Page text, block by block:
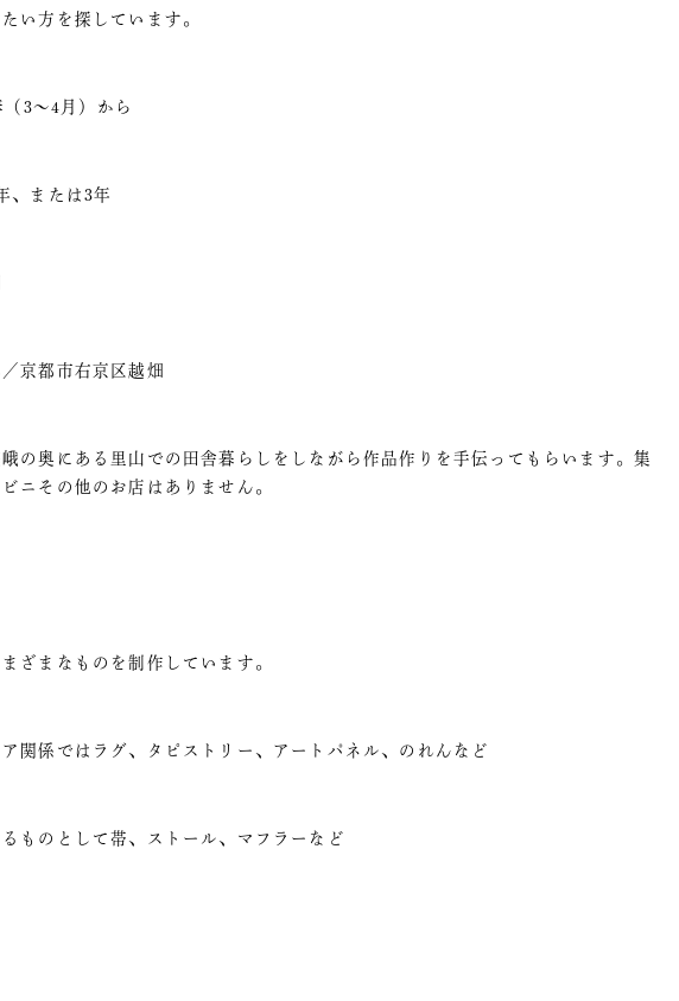
い方を探しています。
（3〜4月）から
、または3年
／京都市右京区越畑
の奥にある里山での田舎暮らしをしながら作品作りを手伝ってもらいます。集
ニその他のお店はありません。
ざまなものを制作しています。
関係ではラグ、タピストリー、アートパネル、のれんなど
ものとして帯、ストール、マフラーなど